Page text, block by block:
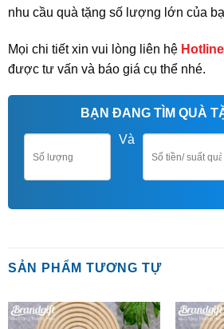
nhu cầu quà tặng số lượng lớn của
Mọi chi tiết xin vui lòng liên hệ
được tư vấn và báo giá cụ thể nhé.
BẠN ĐANG TÌM QUÀ
Và
SẢN PHẨM TƯƠNG TỰ